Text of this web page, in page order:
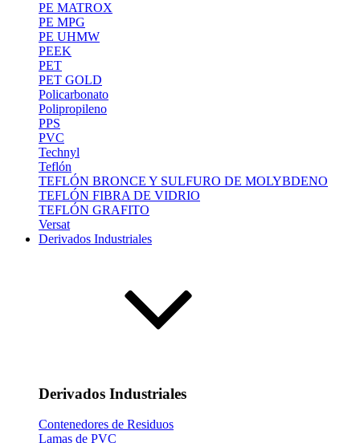
PE MATROX
PE MPG
PE UHMW
PEEK
PET
PET GOLD
Policarbonato
Polipropileno
PPS
PVC
Technyl
Teflón
TEFLÓN BRONCE Y SULFURO DE MOLYBDENO
TEFLÓN FIBRA DE VIDRIO
TEFLÓN GRAFITO
Versat
Derivados Industriales
Derivados Industriales
Contenedores de Residuos
Lamas de PVC